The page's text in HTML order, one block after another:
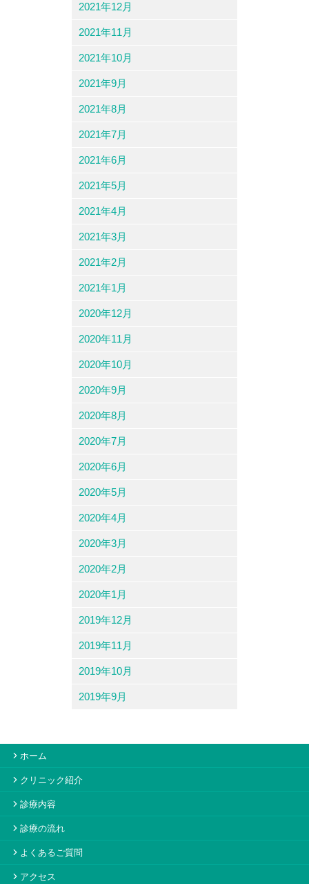
2021年12月
2021年11月
2021年10月
2021年9月
2021年8月
2021年7月
2021年6月
2021年5月
2021年4月
2021年3月
2021年2月
2021年1月
2020年12月
2020年11月
2020年10月
2020年9月
2020年8月
2020年7月
2020年6月
2020年5月
2020年4月
2020年3月
2020年2月
2020年1月
2019年12月
2019年11月
2019年10月
2019年9月
ホーム
クリニック紹介
診療内容
診療の流れ
よくあるご質問
アクセス